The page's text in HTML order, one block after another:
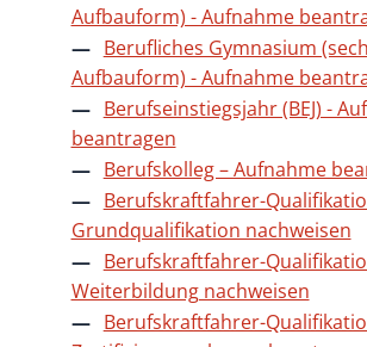
Aufbauform) - Aufnahme
Berufliches Gymnasium
Aufbauform) - Aufnahme
Berufseinstiegsjahr (BEJ) -
beantragen
Berufskolleg – Aufnahme
Berufskraftfahrer-
Grundqualifikation nachweisen
Berufskraftfahrer-
Weiterbildung nachweisen
Berufskraftfahrer-